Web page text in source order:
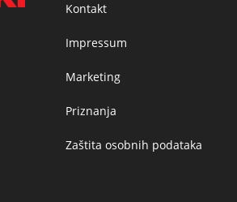
Kontakt
Impressum
Marketing
Priznanja
Zaštita osobnih podataka